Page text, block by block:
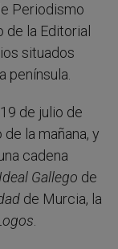
Periodismo
la Editorial
situados
península.
de julio de
la mañana, y
cadena
Gallego de
de Murcia, la
.